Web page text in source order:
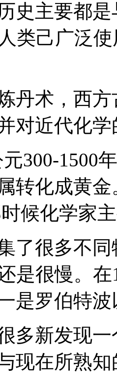
史主要都
类己广泛
丹术，西
对近代化
元300-1500
转化成黄
候化学家
了很多不
是很慢。
是罗伯特
多新发现
现在所熟